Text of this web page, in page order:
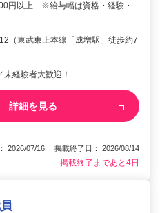
円以上 ※給与幅は資格・経験・
（東武東上本線「成増駅」徒歩約7
経験者大歓迎！
詳細を見る
2026/07/16 掲載終了日： 2026/08/14
掲載終了まであと4日